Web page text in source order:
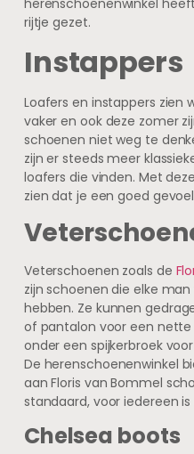
herenschoenenwinkel
rijtje gezet.
Instappers
Loafers en instappers zien
vaker en ook deze zomer
schoenen niet weg te
zijn er steeds meer
loafers die vinden. Met
zien dat je een goed
Veterschoenen zoals de
zijn schoenen die elke
hebben. Ze kunnen
of pantalon voor een nette
onder een spijkerbroek
De herenschoenenwinkel
aan Floris van Bommel
standaard, voor iedereen is
Chelsea boots